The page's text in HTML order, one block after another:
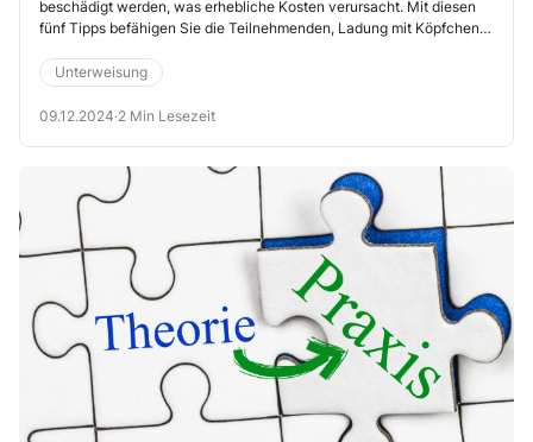
beschädigt werden, was erhebliche Kosten verursacht. Mit diesen
fünf Tipps befähigen Sie die Teilnehmenden, Ladung mit Köpfchen
reibungslosen Transport.
Unterweisung
09.12.2024·2 Min Lesezeit